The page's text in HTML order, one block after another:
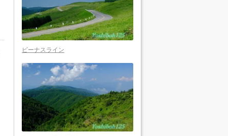
ビーナスライン